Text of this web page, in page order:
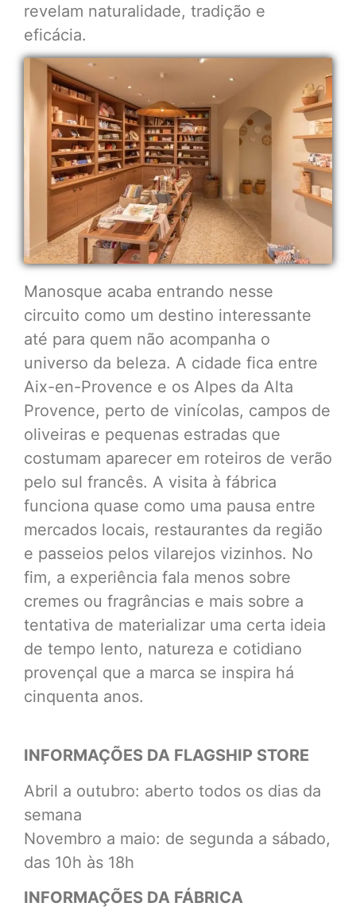
revelam naturalidade, tradição e
eficácia.
Manosque acaba entrando nesse
circuito como um destino interessante
até para quem não acompanha o
universo da beleza. A cidade fica entre
Aix-en-Provence e os Alpes da Alta
Provence, perto de vinícolas, campos de
oliveiras e pequenas estradas que
costumam aparecer em roteiros de verão
pelo sul francês. A visita à fábrica
funciona quase como uma pausa entre
mercados locais, restaurantes da região
e passeios pelos vilarejos vizinhos. No
fim, a experiência fala menos sobre
cremes ou fragrâncias e mais sobre a
tentativa de materializar uma certa ideia
de tempo lento, natureza e cotidiano
provençal que a marca se inspira há
cinquenta anos.
INFORMAÇÕES DA FLAGSHIP STORE
Abril a outubro: aberto todos os dias da
semana
Novembro a maio: de segunda a sábado,
das 10h às 18h
INFORMAÇÕES DA FÁBRICA